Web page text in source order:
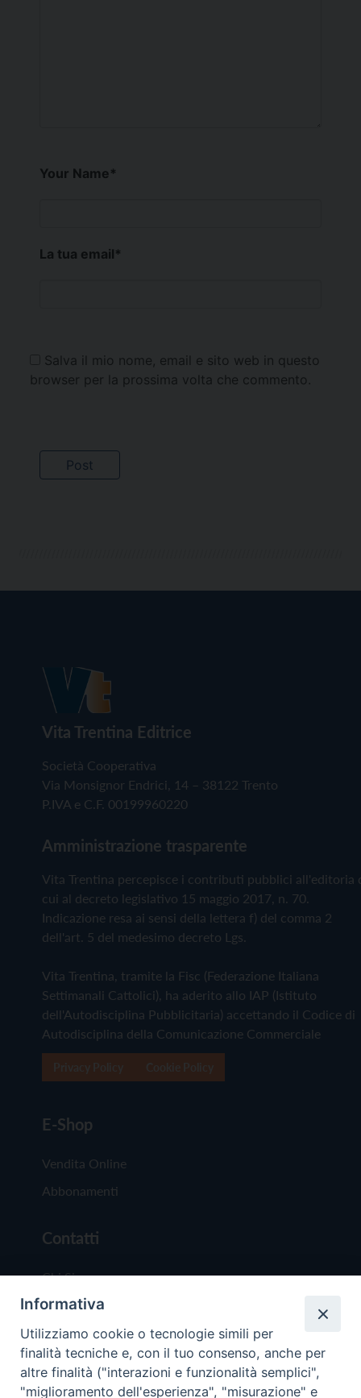
Your Name*
La tua email*
Salva il mio nome, email e sito web in questo
browser per la prossima volta che commento.
Vita Trentina Editrice
Società Cooperativa
Via Monsignor Endrici, 14 – 38122 Trento
P.IVA e C.F. 00199960220
Amministrazione trasparente
Vita Trentina percepisce i contributi pubblici all'editoria
cui al decreto legislativo 15 maggio 2017, n. 70.
Indicazione resa ai sensi della lettera f) del comma 2
dell'art. 5 del medesimo decreto Lgs.
Vita Trentina, tramite la Fisc (Federazione Italiana
Settimanali Cattolici), ha aderito allo IAP (Istituto
dell'Autodisciplina Pubblicitaria) accettando il Codice di
Autodisciplina della Comunicazione Commerciale
E-Shop
Vendita Online
Abbonamenti
Contatti
Chi Siamo
Redazione
Scrivici
Informativa
Utilizziamo cookie o tecnologie simili per
finalità tecniche e, con il tuo consenso, anche per
altre finalità ("interazioni e funzionalità semplici",
"miglioramento dell'esperienza", "misurazione" e